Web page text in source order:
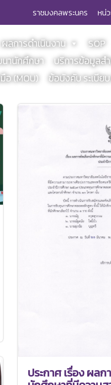
ราชมงคลพระนคร หน่
ผลการดำเนินงาน SOP
านักศึกษา
บริการข้อมูลส
อ (MOU) ข้อบังคับ ระเบีย
ประกาศ เรื่อง ผลก